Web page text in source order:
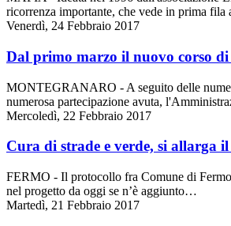
ricorrenza importante, che vede in prima
Venerdì, 24 Febbraio 2017
Dal primo marzo il nuovo corso
MONTEGRANARO - A seguito delle
numerosa partecipazione avuta,
Mercoledì, 22 Febbraio 2017
Cura di strade e verde, si allarga
FERMO - Il protocollo fra Comune di
nel progetto da oggi se n’è aggiunto…
Martedì, 21 Febbraio 2017